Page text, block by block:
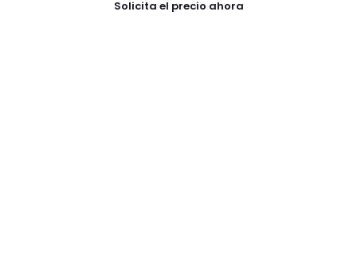
Solicita el precio ahora